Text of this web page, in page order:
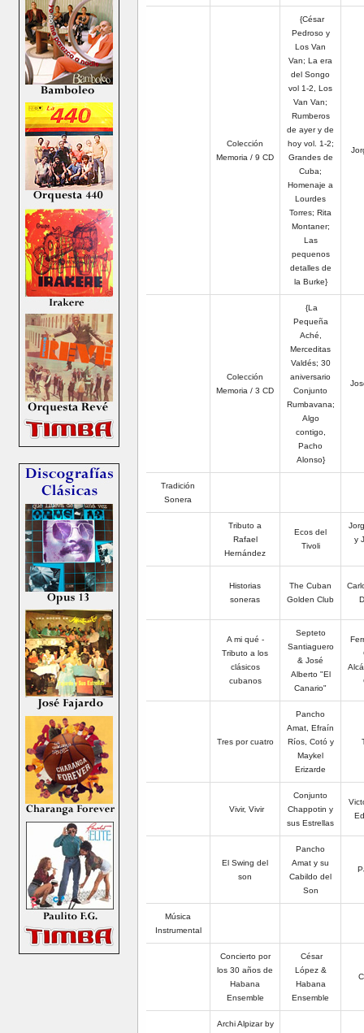
Colección
Memoria / 9 CD
{César
Pedroso y
Los Van
Van; La era
del Songo
vol 1-2, Los
Van Van;
Rumberos
de ayer y de
hoy vol. 1-2;
Grandes de
Cuba;
Homenaje a
Lourdes
Torres; Rita
Montaner;
Las
pequenos
detalles de
la Burke}
Colección
Memoria / 3 CD
{La
Pequeña
Aché,
Merceditas
Valdés; 30
aniversario
Conjunto
Rumbavana;
Algo
contigo,
Pacho
Alonso}
Tradición
Sonera
Tributo a
Rafael
Hernández
Ecos del
Tivoli
y
Historias
soneras
The Cuban
Golden Club
A mi qué -
Tributo a los
clásicos
cubanos
Septeto
Santiaguero
& José
Alberto "El
Canario"
Tres por cuatro
Pancho
Amat, Efraín
Ríos, Cotó y
Maykel
Erizarde
Vivir, Vivir
Conjunto
Chappotin y
sus Estrellas
El Swing del
son
Pancho
Amat y su
Cabildo del
Son
Música
Instrumental
Concierto por
los 30 años de
Habana
Ensemble
César
López &
Habana
Ensemble
Archi Alpizar by